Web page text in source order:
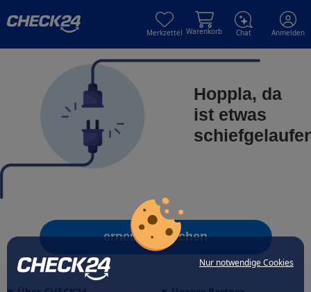
Nur notwendige Cookies
Merkzettel Warenkorb Chat Anmelden
Hoppla, da
ist etwas
erneut versuchen